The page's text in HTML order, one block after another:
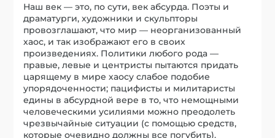
Наш век — это, по сути, век абсурда. Поэты и
драматурги, художники и скульпторы
провозглашают, что мир — неорганизованный
хаос, и так изображают его в своих
произведениях. Политики любого рода —
правые, левые и центристы пытаются придать
царящему в мире хаосу слабое подобие
упорядоченности; пацифисты и милитаристы
едины в абсурдной вере в то, что немощными
человеческими усилиями можно преодолеть
чрезвычайные ситуации (с помощью средств,
которые очевидно должны все погубить).